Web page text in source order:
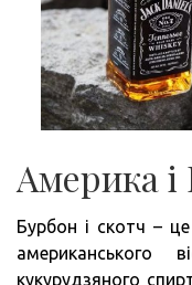
Америка
Бурбон і скотч – це
кукурудзяного